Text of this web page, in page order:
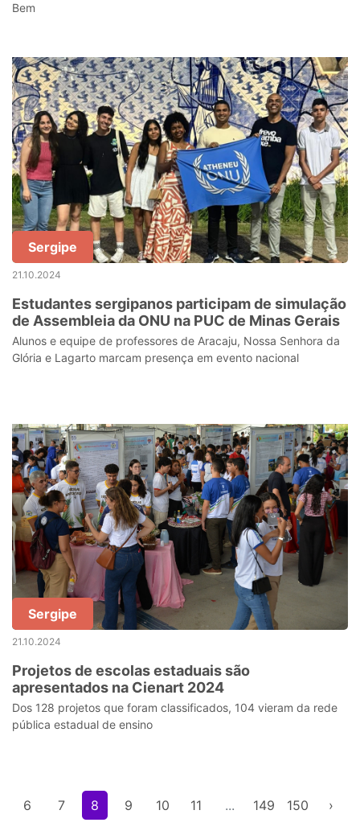
Bem
Sergipe
21.10.2024
Estudantes sergipanos participam de simulação
de Assembleia da ONU na PUC de Minas Gerais
Alunos e equipe de professores de Aracaju, Nossa Senhora da
Glória e Lagarto marcam presença em evento nacional
Sergipe
21.10.2024
Projetos de escolas estaduais são
apresentados na Cienart 2024
Dos 128 projetos que foram classificados, 104 vieram da rede
pública estadual de ensino
6 7 8 9 10 11 ... 149 150 ›